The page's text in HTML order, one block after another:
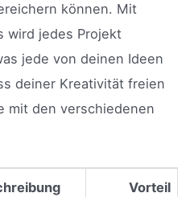
können. Mit
wird jedes Projekt
jede von deinen Ideen
deiner Kreativität freien
mit den verschiedenen
Vorteil